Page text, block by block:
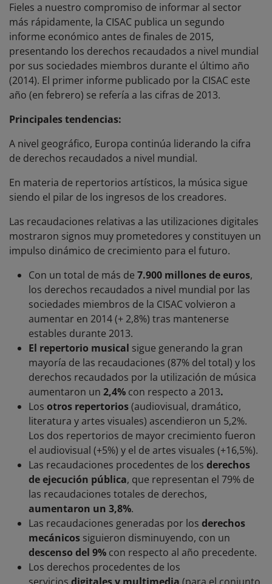
Fieles a nuestro compromiso de informar al sector
más rápidamente, la CISAC publica un segundo
informe económico antes de finales de 2015,
presentando los derechos recaudados a nivel mundial
por sus sociedades miembros durante el último año
(2014). El primer informe publicado por la CISAC este
año (en febrero) se refería a las cifras de 2013.
Principales tendencias:
A nivel geográfico, Europa continúa liderando la cifra
de derechos recaudados a nivel mundial.
En materia de repertorios artísticos, la música sigue
siendo el pilar de los ingresos de los creadores.
Las recaudaciones relativas a las utilizaciones digitales
mostraron signos muy prometedores y constituyen un
impulso dinámico de crecimiento para el futuro.
Con un total de más de 7.900 millones de euros,
los derechos recaudados a nivel mundial por las
sociedades miembros de la CISAC volvieron a
aumentar en 2014 (+ 2,8%) tras mantenerse
estables durante 2013.
El repertorio musical sigue generando la gran
mayoría de las recaudaciones (87% del total) y los
derechos recaudados por la utilización de música
aumentaron un 2,4% con respecto a 2013.
Los otros repertorios(audiovisual, dramático,
literatura y artes visuales) ascendieron un 5,2%.
Los dos repertorios de mayor crecimiento fueron
el audiovisual (+5%) y el de artes visuales (+16,5%).
Las recaudaciones procedentes de los derechos
de ejecución pública, que representan el 79% de
las recaudaciones totales de derechos,
aumentaron un 3,8%.
Las recaudaciones generadas por los derechos
mecánicos siguieron disminuyendo, con un
descenso del 9% con respecto al año precedente.
Los derechos procedentes de los